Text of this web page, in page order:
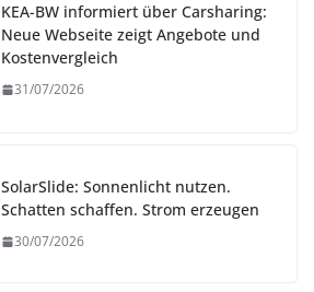
KEA-BW informiert über Carsharing:
Neue Webseite zeigt Angebote und
Kostenvergleich
31/07/2026
SolarSlide: Sonnenlicht nutzen.
Schatten schaffen. Strom erzeugen
30/07/2026